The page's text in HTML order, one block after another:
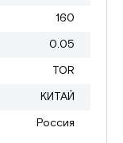
160
0.05
TOR
КИТАЙ
Россия